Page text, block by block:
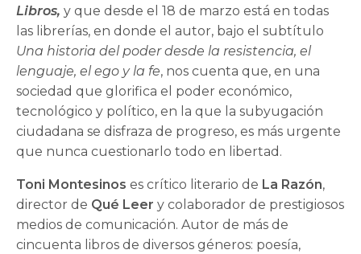
Libros, y que desde el 18 de marzo está en todas
las librerías, en donde el autor, bajo el subtítulo
Una historia del poder desde la resistencia, el
lenguaje, el ego y la fe, nos cuenta que, en una
sociedad que glorifica el poder económico,
tecnológico y político, en la que la subyugación
ciudadana se disfraza de progreso, es más urgente
que nunca cuestionarlo todo en libertad.
Toni Montesinos es crítico literario de La Razón,
director de Qué Leer y colaborador de prestigiosos
medios de comunicación. Autor de más de
cincuenta libros de diversos géneros: poesía,